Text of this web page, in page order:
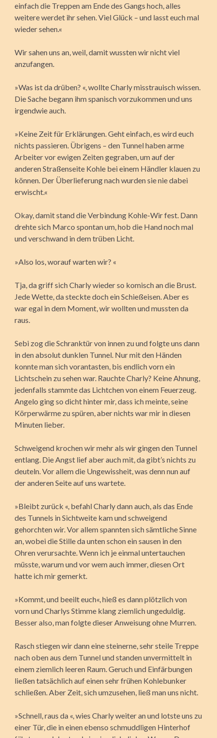
einfach die Treppen am Ende des Gangs hoch, alles
weitere werdet ihr sehen. Viel Glück – und lasst euch mal
wieder sehen.«
Wir sahen uns an, weil, damit wussten wir nicht viel
anzufangen.
»Was ist da drüben? «, wollte Charly misstrauisch wissen.
Die Sache begann ihm spanisch vorzukommen und uns
irgendwie auch.
»Keine Zeit für Erklärungen. Geht einfach, es wird euch
nichts passieren. Übrigens – den Tunnel haben arme
Arbeiter vor ewigen Zeiten gegraben, um auf der
anderen Straßenseite Kohle bei einem Händler klauen zu
können. Der Überlieferung nach wurden sie nie dabei
erwischt.«
Okay, damit stand die Verbindung Kohle-Wir fest. Dann
drehte sich Marco spontan um, hob die Hand noch mal
und verschwand in dem trüben Licht.
»Also los, worauf warten wir? «
Tja, da griff sich Charly wieder so komisch an die Brust.
Jede Wette, da steckte doch ein Schießeisen. Aber es
war egal in dem Moment, wir wollten und mussten da
raus.
Sebi zog die Schranktür von innen zu und folgte uns dann
in den absolut dunklen Tunnel. Nur mit den Händen
konnte man sich vorantasten, bis endlich vorn ein
Lichtschein zu sehen war. Rauchte Charly? Keine Ahnung,
jedenfalls stammte das Lichtchen von einem Feuerzeug.
Angelo ging so dicht hinter mir, dass ich meinte, seine
Körperwärme zu spüren, aber nichts war mir in diesen
Minuten lieber.
Schweigend krochen wir mehr als wir gingen den Tunnel
entlang. Die Angst lief aber auch mit, da gibt’s nichts zu
deuteln. Vor allem die Ungewissheit, was denn nun auf
der anderen Seite auf uns wartete.
»Bleibt zurück «, befahl Charly dann auch, als das Ende
des Tunnels in Sichtweite kam und schweigend
gehorchten wir. Vor allem spannten sich sämtliche Sinne
an, wobei die Stille da unten schon ein sausen in den
Ohren verursachte. Wenn ich je einmal untertauchen
müsste, warum und vor wem auch immer, diesen Ort
hatte ich mir gemerkt.
»Kommt, und beeilt euch«, hieß es dann plötzlich von
vorn und Charlys Stimme klang ziemlich ungeduldig.
Besser also, man folgte dieser Anweisung ohne Murren.
Rasch stiegen wir dann eine steinerne, sehr steile Treppe
nach oben aus dem Tunnel und standen unvermittelt in
einem ziemlich leeren Raum. Geruch und Einfärbungen
ließen tatsächlich auf einen sehr frühen Kohlebunker
schließen. Aber Zeit, sich umzusehen, ließ man uns nicht.
»Schnell, raus da «, wies Charly weiter an und lotste uns zu
einer Tür, die in einen ebenso schmuddligen Hinterhof